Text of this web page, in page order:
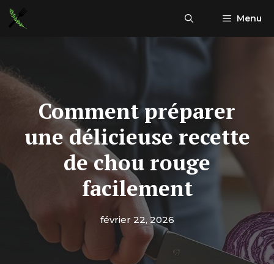
Aller
contenu
Menu
Comment préparer
une délicieuse recette
de chou rouge
facilement
février 22, 2026